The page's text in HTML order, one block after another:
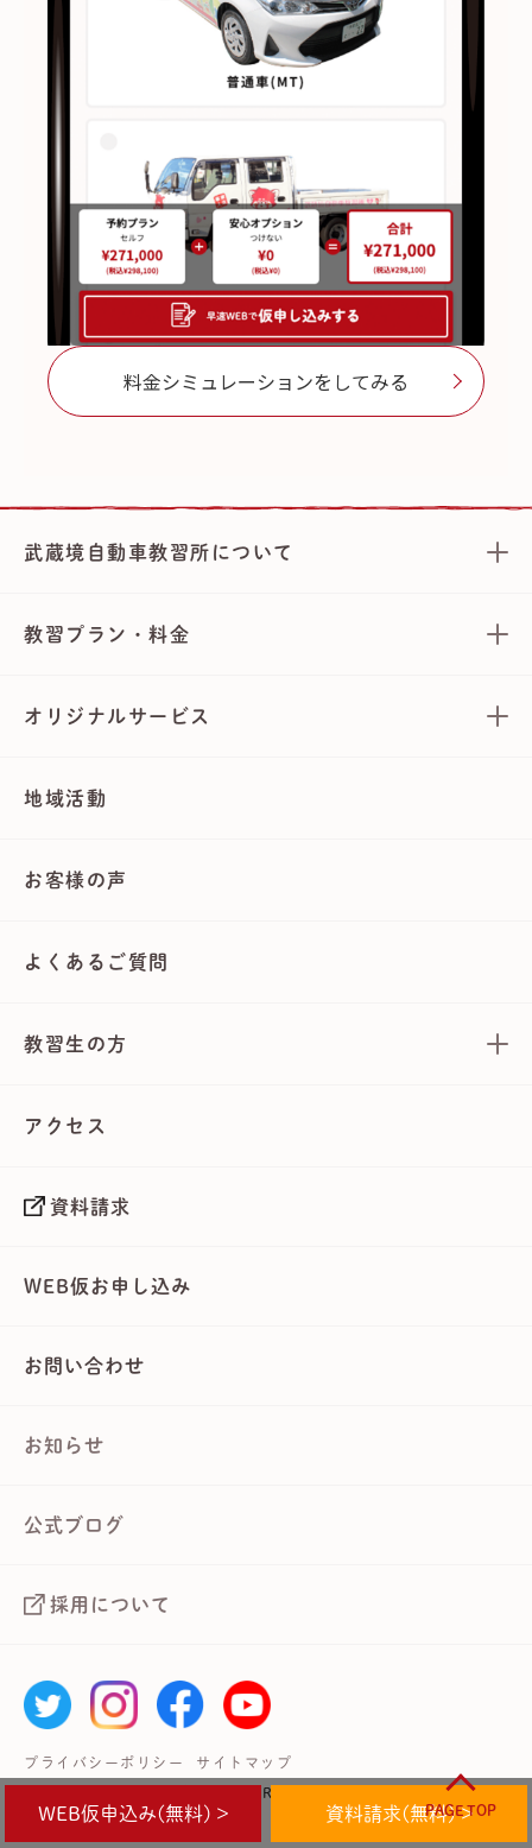
PAGE TOP
料金シミュレーションをしてみる
WEB仮申込み(無料) > 資料請求(無料) >
武蔵境自動車教習所について
教習プラン・料金
オリジナルサービス
地域活動
お客様の声
よくあるご質問
教習生の方
アクセス
資料請求
WEB仮お申し込み
お問い合わせ
お知らせ
公式ブログ
採用について
プライバシーポリシー サイトマップ
Copyright © 武蔵境自動車教習所 All Rights Reserved.